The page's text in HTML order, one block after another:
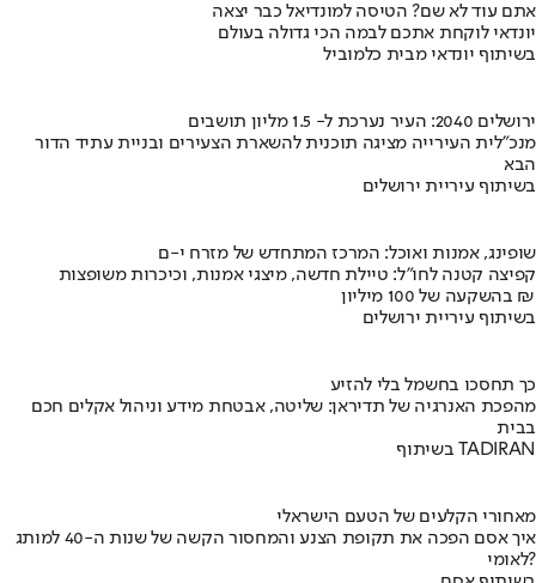
אתם עוד לא שם? הטיסה למונדיאל כבר יצאה
יונדאי לוקחת אתכם לבמה הכי גדולה בעולם
בשיתוף יונדאי מבית כלמוביל
ירושלים 2040: העיר נערכת ל- 1.5 מליון תושבים
מנכ"לית העירייה מציגה תוכנית להשארת הצעירים ובניית עתיד הדור
הבא
בשיתוף עיריית ירושלים
שופינג, אמנות ואוכל: המרכז המתחדש של מזרח י-ם
קפיצה קטנה לחו"ל: טיילת חדשה, מיצגי אמנות, וכיכרות משופצות
בהשקעה של 100 מיליון ₪
בשיתוף עיריית ירושלים
כך תחסכו בחשמל בלי להזיע
מהפכת האנרגיה של תדיראן: שליטה, אבטחת מידע וניהול אקלים חכם
בבית
בשיתוף TADIRAN
מאחורי הקלעים של הטעם הישראלי
איך אסם הפכה את תקופת הצנע והמחסור הקשה של שנות ה-40 למותג
לאומי?